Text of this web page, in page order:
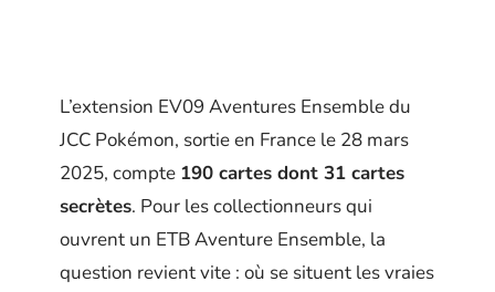
L’extension EV09 Aventures Ensemble du
JCC Pokémon, sortie en France le 28 mars
2025, compte 190 cartes dont 31 cartes
secrètes. Pour les collectionneurs qui
ouvrent un ETB Aventure Ensemble, la
question revient vite : où se situent les vraies